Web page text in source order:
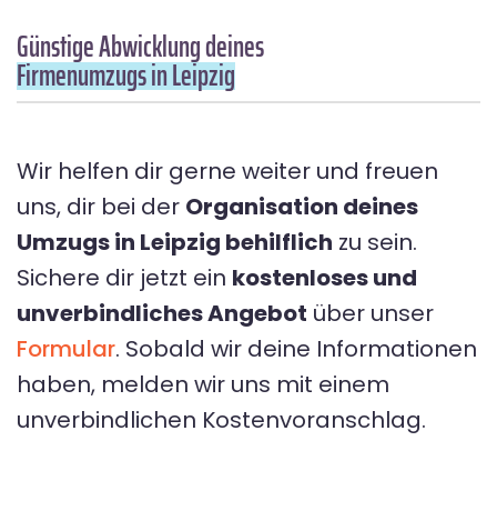
Günstige Abwicklung deines
Firmenumzugs in Leipzig
Wir helfen dir gerne weiter und freuen
uns, dir bei der Organisation deines
Umzugs in Leipzig behilflich zu sein.
Sichere dir jetzt ein kostenloses und
unverbindliches Angebot über unser
Formular. Sobald wir deine Informationen
haben, melden wir uns mit einem
unverbindlichen Kostenvoranschlag.